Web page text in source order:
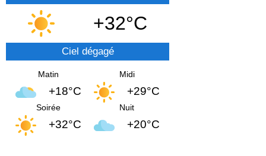
+32°C
Ciel dégagé
Matin
+18°C
Midi
+29°C
Soirée
+32°C
Nuit
+20°C